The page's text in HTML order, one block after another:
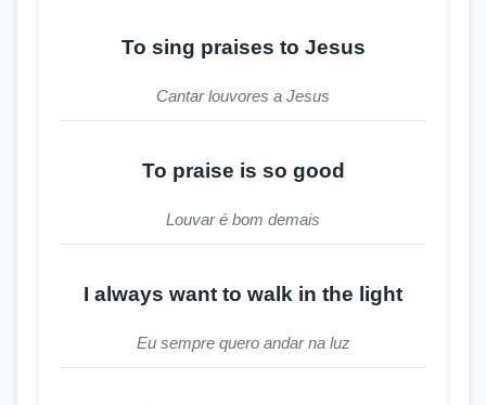
To sing praises to Jesus
Cantar louvores a Jesus
To praise is so good
Louvar é bom demais
I always want to walk in the light
Eu sempre quero andar na luz